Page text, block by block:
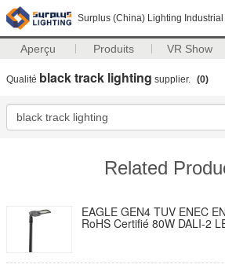
Surplus (China) Lighting Industrial
Aperçu Produits VR Show
Qualité black track lighting supplier. (0)
Related
EAGLE GEN4 TUV ENEC
RoHS Certifié 80W DALI-2
Avec 7 PIN NEMA Socket